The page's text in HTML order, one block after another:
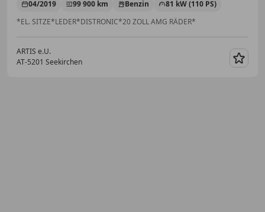
04/2019 99 900 km Benzin
81 kW (110 PS)
*EL. SITZE*LEDER*DISTRONIC*20 ZOLL AMG RÄDER*
ARTIS e.U.
AT-5201 Seekirchen